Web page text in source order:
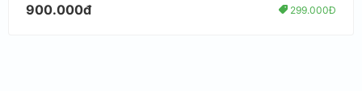
900.000đ 299.000Đ